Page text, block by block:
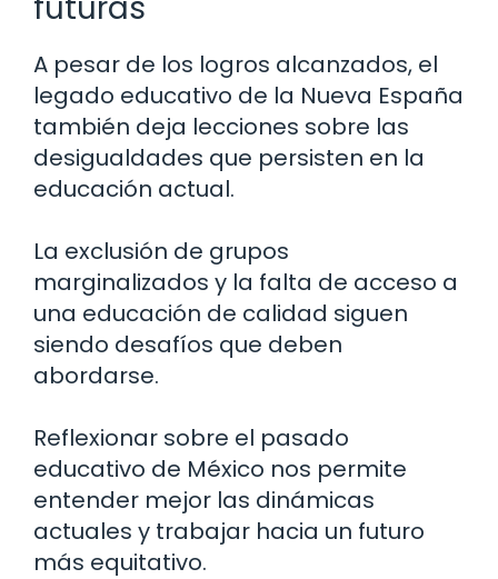
A pesar de los logros alcanzados, el
legado educativo de la Nueva España
también deja lecciones sobre las
desigualdades que persisten en la
educación actual.
La exclusión de grupos
marginalizados y la falta de acceso a
una educación de calidad siguen
siendo desafíos que deben
abordarse.
Reflexionar sobre el pasado
educativo de México nos permite
entender mejor las dinámicas
actuales y trabajar hacia un futuro
más equitativo.